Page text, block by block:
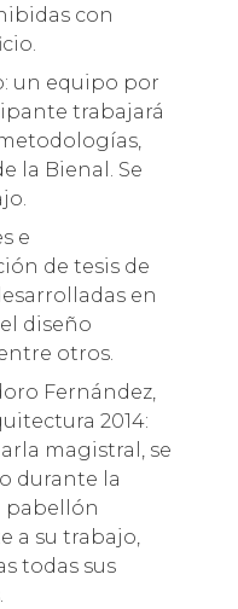
con
un equipo por
trabajará
la Bienal. Se
e
de tesis de
en
diseño
otros.
Fernández,
2014:
magistral, se
durante la
pabellón
a su trabajo,
todas sus